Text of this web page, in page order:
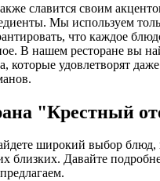
славится своим
Мы используем
что каждое
В нашем ресторане вы
которые удовлетворят
"Крестный
широкий выбор блюд,
близких. Давайте